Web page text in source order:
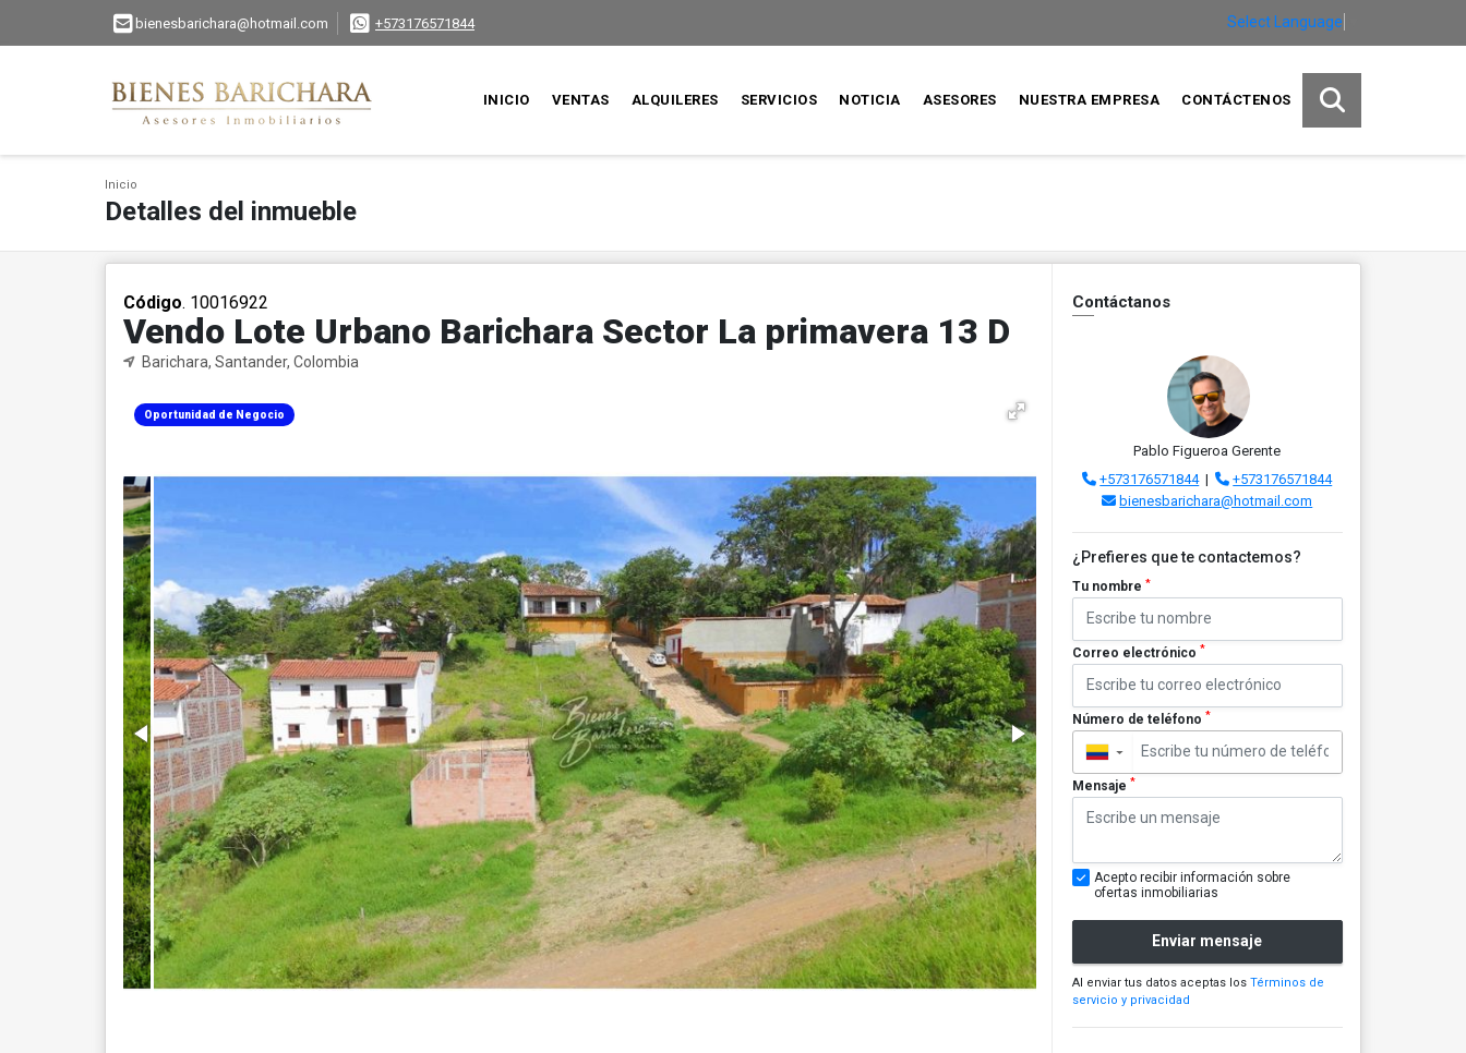
bienesbarichara@hotmail.com +573176571844 Select Language
INICIO VENTAS ALQUILERES SERVICIOS NOTICIA ASESORES NUESTRA EMPRESA CONTÁCTENOS
Inicio
Detalles del inmueble
Código. 10016922
Vendo Lote Urbano Barichara Sector La primavera 13 D
Barichara, Santander, Colombia
Oportunidad de Negocio
Contáctanos
Pablo Figueroa Gerente
+573176571844|
+573176571844
bienesbarichara@hotmail.com
¿Prefieres que te contactemos?
Tu nombre *
Correo electrónico *
Número de teléfono *
▼
Mensaje *
Acepto recibir información sobre
ofertas inmobiliarias
Enviar mensaje
Al enviar tus datos aceptas los Términos de
servicio y privacidad